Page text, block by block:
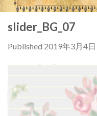
slider_BG_07
Published 2019年3月4日